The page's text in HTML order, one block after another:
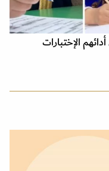
الإختبارات